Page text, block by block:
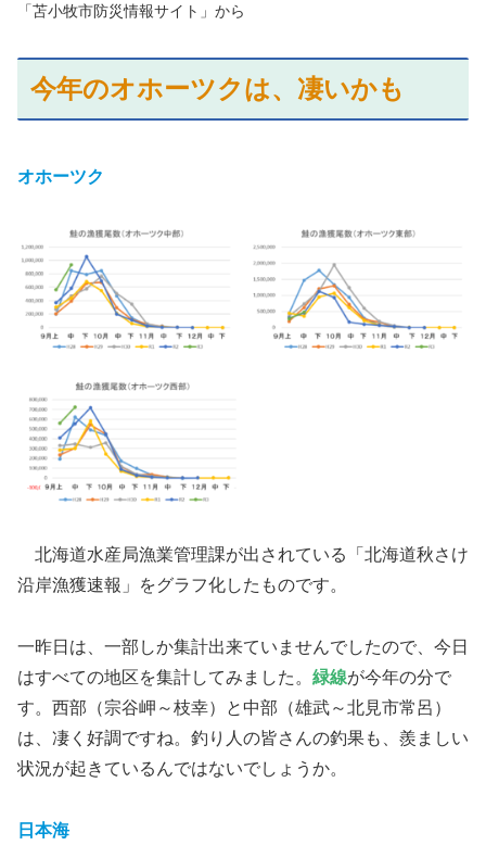
「苫小牧市防災情報サイト」から
今年のオホーツクは、凄いかも
オホーツク
北海道水産局漁業管理課が出されている「北海道秋さけ
沿岸漁獲速報」をグラフ化したものです。
一昨日は、一部しか集計出来ていませんでしたので、今日
はすべての地区を集計してみました。 緑線が今年の分で
す。西部（宗谷岬～枝幸）と中部（雄武～北見市常呂）
は、凄く好調ですね。釣り人の皆さんの釣果も、羨ましい
状況が起きているんではないでしょうか。
日本海